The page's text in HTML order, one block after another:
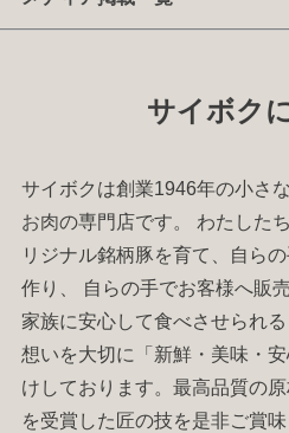
サイボク
サイボクは創業1946年の小さ
お肉の専門店です。 わたした
リジナル銘柄豚を育て、自ら
作り、 自らの手でお客様へ販
家族に安心して食べさせられ
想いを大切に「新鮮・美味・
けしております。最高品質の
を受賞した匠の技を是非ご賞味